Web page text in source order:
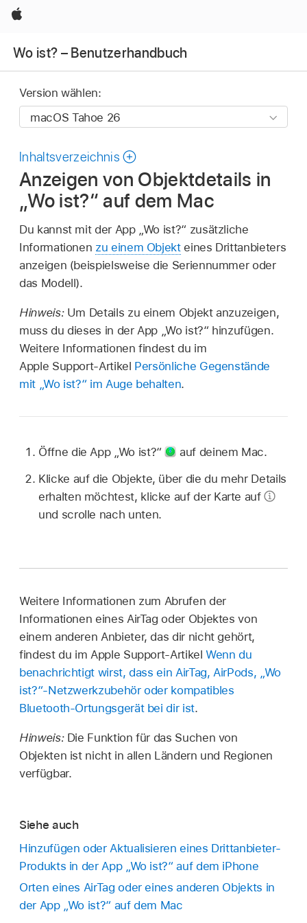
Apple
Wo ist? – Benutzerhandbuch
Version wählen:
Inhaltsverzeichnis
Anzeigen von Objektdetails in
„Wo ist?“ auf dem Mac
Du kannst mit der App „Wo ist?“ zusätzliche
Informationen zu einem Objekteines Drittanbieters
anzeigen (beispielsweise die Seriennummer oder
das Modell).
Hinweis: Um Details zu einem Objekt anzuzeigen,
muss du dieses in der App „Wo ist?“ hinzufügen.
Weitere Informationen findest du im
Apple Support-Artikel Persönliche Gegenstände
mit „Wo ist?“ im Auge behalten.
Öffne die App „Wo ist?“
auf deinem Mac.
Klicke auf die Objekte, über die du mehr Details
erhalten möchtest, klicke auf der Karte auf
und scrolle nach unten.
Weitere Informationen zum Abrufen der
Informationen eines AirTag oder Objektes von
einem anderen Anbieter, das dir nicht gehört,
findest du im Apple Support-ArtikelWenn du
benachrichtigt wirst, dass ein AirTag, AirPods, „Wo
ist?“-Netzwerkzubehör oder kompatibles
Bluetooth-Ortungsgerät bei dir ist.
Hinweis: Die Funktion für das Suchen von
Objekten ist nicht in allen Ländern und Regionen
verfügbar.
Siehe auch
Hinzufügen oder Aktualisieren eines Drittanbieter-
Produkts in der App „Wo ist?“ auf dem iPhone
Orten eines AirTag oder eines anderen Objekts in
der App „Wo ist?“ auf dem Mac